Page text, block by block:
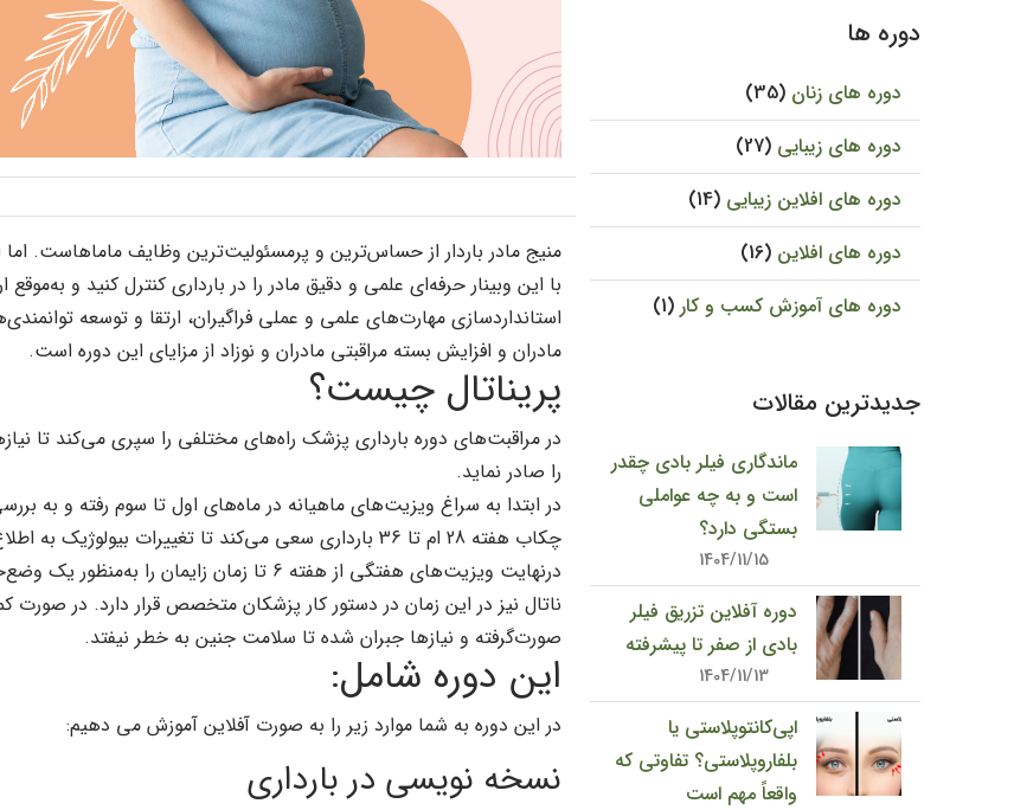
منیج مادر باردار از حساس‌ترین و پرمسئولیت‌ترین وظایف ماماهاست.
با این وبینار حرفه‌ای علمی و دقیق مادر را در بارداری کنترل کنید و
استانداردسازی مهارت‌های علمی و عملی فراگیران، ارتقا و توسعه
مادران و افزایش بسته مراقبتی مادران و نوزاد از مزایای این دوره است.
پریناتال چیست؟
در مراقبت‌های دوره بارداری پزشک راه‌های مختلفی را سپری می‌کند تا
را صادر نماید.
در ابتدا به سراغ ویزیت‌های ماهیانه در ماه‌های اول تا سوم رفته و به
چکاب هفته 28 ام تا 36 بارداری سعی می‌کند تا تغییرات بیولوژیک به اطلاع مادر رسانده و مراقبت‌های تغذیه‌ای را به وی گوشزد نماید.
درنهایت ویزیت‌های هفتگی از هفته 6 تا زمان
ناتال نیز در این زمان در دستور کار پزشکان متخصص قرار دارد. در
صورت‌گرفته و نیازها جبران شده تا سلامت جنین به خطر نیفتد.
این دوره شامل:
در این دوره به شما موارد زیر را به صورت آفلاین آموزش می دهیم:
نسخه نویسی در بارداری
دوره ها
دوره های زنان(35)
دوره های زیبایی(27)
دوره های افلاین زیبایی(14)
دوره های افلاین(16)
دوره های آموزش کسب و کار(1)
جدیدترین مقالات
ماندگاری فیلر بادی چقدر
است و به چه عواملی
بستگی دارد؟
دوره آفلاین تزریق فیلر
بادی از صفر تا پیشرفته
اپی‌کانتوپلاستی یا
بلفاروپلاستی؟ تفاوتی که
واقعاً مهم است